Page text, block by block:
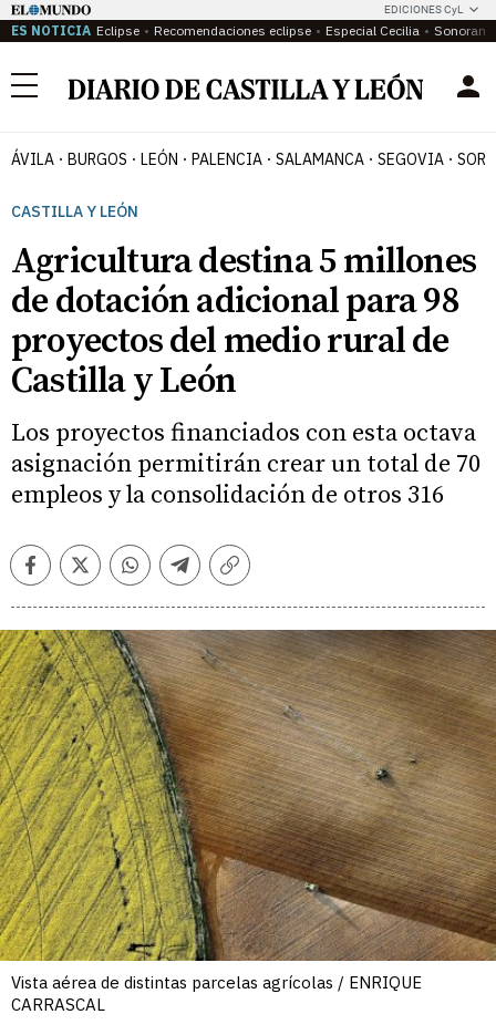
EDICIONES CyL
ES NOTICIA Eclipse Recomendaciones eclipse Especial Cecilia
Menú
ÁVILA BURGOS LEÓN PALENCIA SALAMANCA SEGOVIA
CASTILLA Y LEÓN
Agricultura destina 5 millones
de dotación adicional para 98
proyectos del medio rural de
Castilla y León
Los proyectos financiados con esta octava
asignación permitirán crear un total de 70
empleos y la consolidación de otros 316
FacebookTwitterWhatsappTelegramCopiar
Vista aérea de distintas parcelas agrícolas / ENRIQUE
CARRASCAL